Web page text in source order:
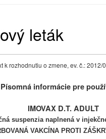
leták
k rozhodnutiu o zmene, ev. č.: 2012/
Písomná informácie pre
IMOVAX D.T. ADULT
suspenzia naplnená v
VAKCÍNA PROTI